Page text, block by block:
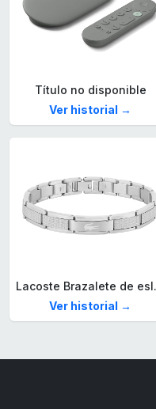
Título no disponible
Ver historial →
Lacoste
Ver historial →